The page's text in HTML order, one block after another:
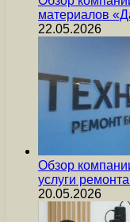
материалов
22.05.2026
Обзор
услуги
20.05.2026